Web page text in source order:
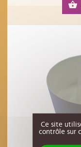
Ce site
contrôle sur